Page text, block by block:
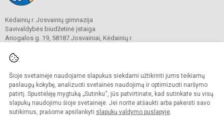
Šioje svetainėje naudojame slapukus siekdami užtikrinti jums teikiamų
paslaugų kokybę, analizuoti svetainės naudojimą ir optimizuoti naršymo
patirtį. Spustelėję mygtuką „Sutinku“, jūs patvirtinate, kad sutinkate su visų
slapukų naudojimu šioje svetainėje. Jei norite atšaukti arba pakeisti savo
sutikimus, prašome apsilankyti slapukų valdymo puslapyje.
Kėdainių r. Josvainių gimnazija
Savivaldybės biudžetinė įstaiga
Ariogalos g. 19, 58187 Josvainiai, Kėdainių r.
El. p.
Duomenys kaupiami ir saugomi
Juridinių asmenų registre
Įmonės kodas 191018728